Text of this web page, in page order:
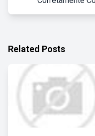
Related Posts